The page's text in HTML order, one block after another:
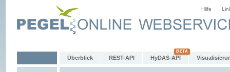
Hilfe
Überblick REST-API HyDAS-API